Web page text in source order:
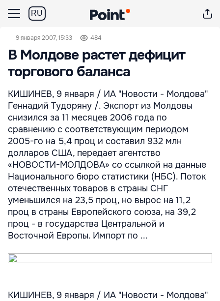
RU
9 января 2007, 15:33 484
В Молдове растет дефицит
торгового баланса
КИШИНЕВ, 9 января / ИА "Новости - Молдова"
Геннадий Тудоряну /. Экспорт из Молдовы
снизился за 11 месяцев 2006 года по
сравнению с соответствующим периодом
2005-го на 5,4 проц и составил 932 млн
долларов США, передает агентство
«НОВОСТИ-МОЛДОВА» со ссылкой на данные
Национального бюро статистики (НБС). Поток
отечественных товаров в страны СНГ
уменьшился на 23,5 проц, но вырос на 11,2
проц в страны Европейского союза, на 39,2
проц - в государства Центральной и
Восточной Европы. Импорт по ...
КИШИНЕВ, 9 января / ИА "Новости - Молдова"